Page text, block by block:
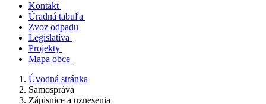
Kontakt
Úradná tabuľa
Zvoz odpadu
Legislatíva
Projekty
Mapa obce
Úvodná stránka
Samospráva
Zápisnice a uznesenia